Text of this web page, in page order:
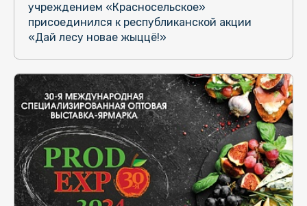
учреждением «Красносельское»
присоединился к республиканской акции
«Дай лесу новае жыццё!»